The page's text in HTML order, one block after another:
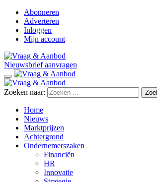
Abonneren
Adverteren
Inloggen
Mijn account
Nieuwsbrief aanvragen
Zoeken naar:
Home
Nieuws
Marktprijzen
Achtergrond
Ondernemerszaken
Financiën
HR
Innovatie